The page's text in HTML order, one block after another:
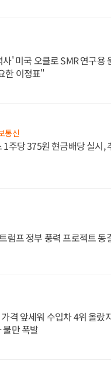
' 미국 오클로 SMR 연구용
한 이정표"
통신
1주당 375원 현금배당 실시,
럼프 정부 풍력 프로젝트 동
격 앞세워 수입차 4위 올랐
불만 폭발